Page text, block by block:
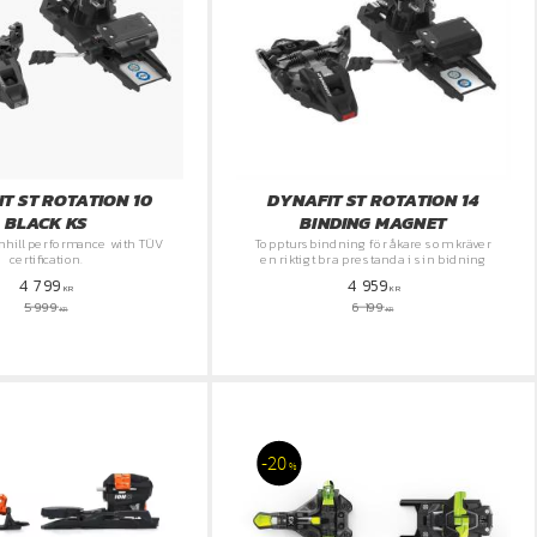
ST ROTATION 10
BLACK KS
performance with TÜV
certification.
4 799 KR
5 999KR
DYNAFIT ST ROTATION 14
BINDING MAGNET
Topptursbindning för åkare som kräver
en riktigt bra prestanda i sin bidning
4 959KR
6 199KR
20 %